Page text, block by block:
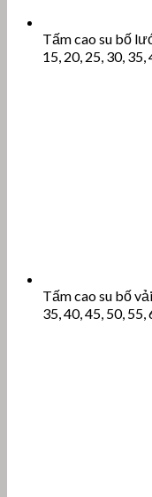
Tấm cao su bố
15, 20, 25, 30,
Tấm cao su bố
35, 40, 45, 50,